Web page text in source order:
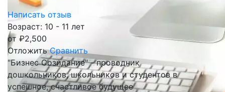
Написать отзыв
Возраст: 10 - 11 лет
от ₽2,500
Отложить Сравнить
"Бизнес Созидание" - проводник
дошкольников, школьников и студентов в
успешное, счастливое будущее